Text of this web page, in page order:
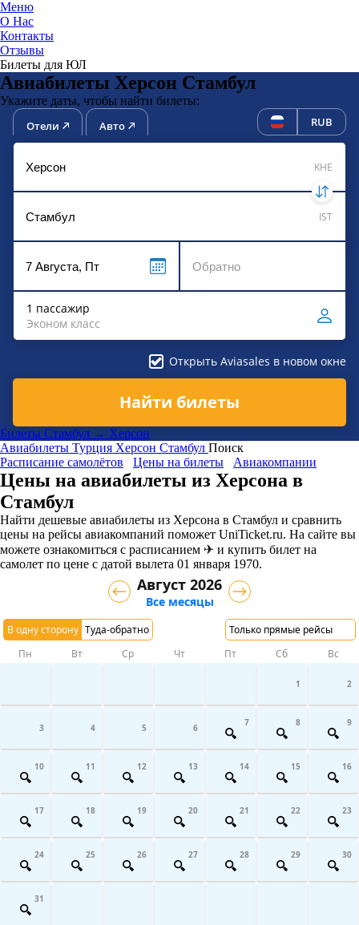
Меню
О Нас
Контакты
Отзывы
Билеты для ЮЛ
Авиабилеты Херсон Стамбул
Укажите даты, чтобы найти билеты:
Отели Авто RUB
KHE
IST
1 пассажир
Эконом класс
Открыть Aviasales в новом окне
Найти билеты
Билеты Стамбул → Херсон
Авиабилеты Турция Херсон Стамбул Поиск
Расписание самолётов
Цены на билеты Авиакомпании
Цены на авиабилеты из Херсона в
Стамбул
Найти дешевые авиабилеты из Херсона в Стамбул и сравнить
цены на рейсы авиакомпаний поможет UniTicket.ru. На сайте вы
можете ознакомиться с расписанием ✈ и купить билет на
самолет по цене с датой вылета 01 января 1970.
В одну сторону Туда-обратно Только прямые рейсы
Август 2026
Все месяцы
Пн Вт Ср Чт Пт Сб Вс
1 2
3 4 5 6 7 8 9
10 11 12 13 14 15 16
17 18 19 20 21 22 23
24 25 26 27 28 29 30
31